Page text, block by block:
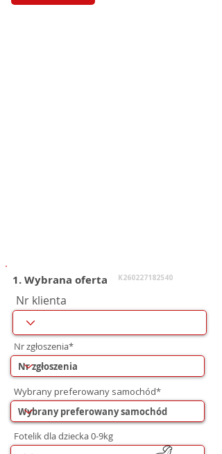
1. Wybrana oferta K260227182540
Nr klienta
Nr zgłoszenia*
Wybrany preferowany samochód*
Fotelik dla dziecka 0-9kg